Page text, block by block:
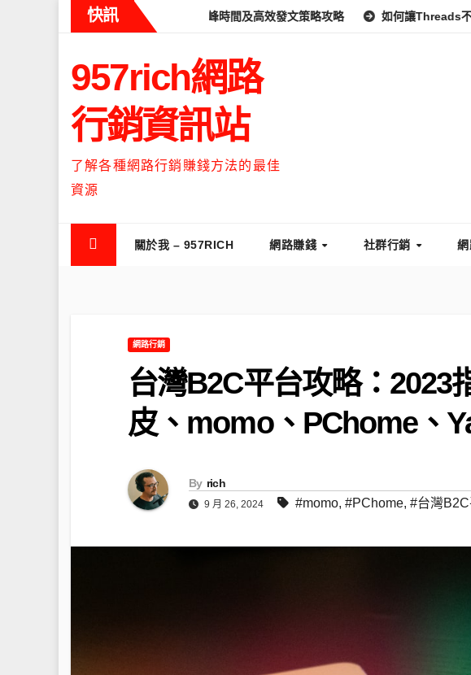
快訊
時候流量最高？流量高峰時間及高效發文策略攻略 如何讓Threads不要顯示IG？完整
957rich網路
行銷資訊站
了解各種網路行銷賺錢方法的最佳
資源
關於我 – 957RICH 網路賺錢 社群行銷
網路行銷
台灣B2C平台攻略：2023
皮、momo、PChome、
By rich
9 月 26, 2024 #momo, #PChome, #台灣